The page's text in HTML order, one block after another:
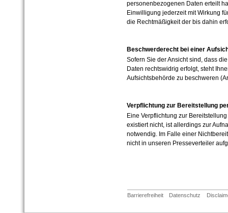
personenbezogenen Daten erteilt
Einwilligung jederzeit mit Wirkung
die Rechtmäßigkeit der bis dahin
Beschwerderecht bei einer
Sofern Sie der Ansicht sind, dass
Daten rechtswidrig erfolgt, steht
Aufsichtsbehörde zu beschweren
Verpflichtung zur Bereitstellung
Eine Verpflichtung zur
existiert nicht, ist allerdings zur
notwendig. Im Falle einer
nicht in unseren Presseverteiler
Barrierefreiheit Datenschutz